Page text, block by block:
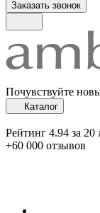
Заказать звонок
Почувствуйте
Каталог
Рейтинг 4.94 за 20
+60 000 отзывов